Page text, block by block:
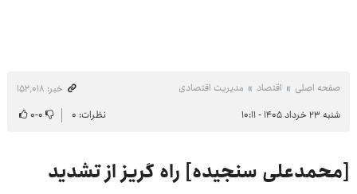
صفحه اصلی اقتصاد مدیریت اقتصادی
خبر: ۱۵۲٬۰۱۸
شنبه ۲۳ خرداد ۱۴۰۵ - ۱۰:۱۱
نظرات: ۰ ۰-۰
[محمدعلی سنجیده] راه گریز از تشدید